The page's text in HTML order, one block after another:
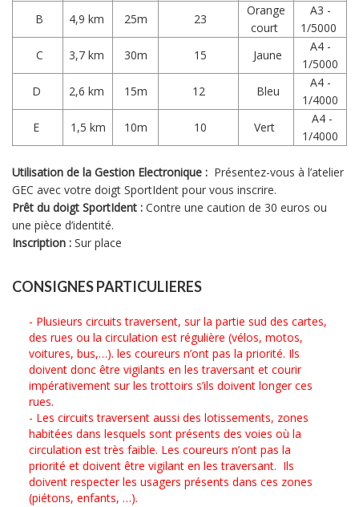
B
4,9 km 25m 23
Orange
court
A3 -
1/5000
C
3,7 km 30m 15 Jaune
A4 -
1/5000
D
2,6 km 15m 12 Bleu
A4 -
1/4000
E
1,5 km 10m 10 Vert
A4 -
1/4000
Utilisation de la Gestion Electronique : Présentez-vous à l’atelier
GEC avec votre doigt SportIdent pour vous inscrire.
Prêt du doigt SportIdent : Contre une caution de 30 euros ou
une pièce d’identité.
Inscription : Sur place
CONSIGNES PARTICULIERES
- Plusieurs circuits traversent, sur la partie sud des cartes,
des rues ou la circulation est régulière (vélos, motos,
voitures, bus,…). les coureurs n’ont pas la priorité. Ils
doivent donc être vigilants en les traversant et courir
impérativement sur les trottoirs s’ils doivent longer ces
rues.
- Les circuits traversent aussi des lotissements, zones
habitées dans lesquels sont présents des voies où la
circulation est très faible. Les coureurs n’ont pas la
priorité et doivent être vigilant en les traversant. Ils
doivent respecter les usagers présents dans ces zones
(piétons, enfants, …).